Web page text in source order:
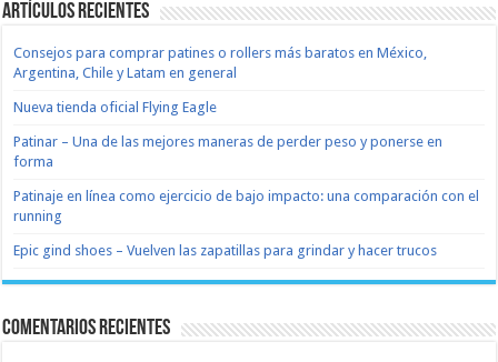
Artículos recientes
Consejos para comprar patines o rollers más baratos en México,
Argentina, Chile y Latam en general
Nueva tienda oficial Flying Eagle
Patinar – Una de las mejores maneras de perder peso y ponerse en
forma
Patinaje en línea como ejercicio de bajo impacto: una comparación con el
running
Epic gind shoes – Vuelven las zapatillas para grindar y hacer trucos
Comentarios recientes